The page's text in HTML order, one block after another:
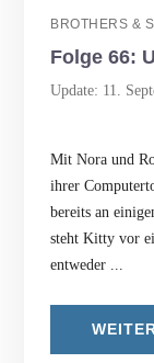
BROTHERS &
Folge 66:
Update: 11.
Mit Nora und
ihrer
bereits an
steht Kitty vor
entweder ...